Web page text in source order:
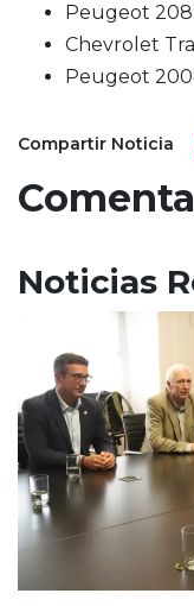
Peugeot
Chevrolet
Peugeot
Compartir Noticia
Noticias